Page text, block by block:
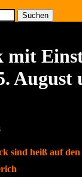
Suchen
mit
August
sind heiß auf